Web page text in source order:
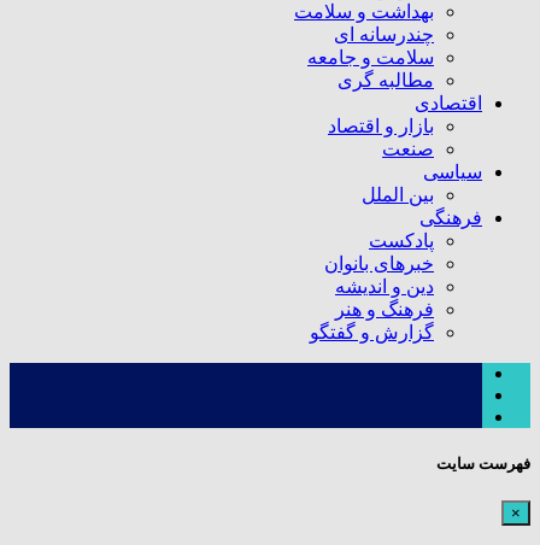
بهداشت و سلامت
چندرسانه ای
سلامت و جامعه
مطالبه گری
اقتصادی
بازار و اقتصاد
صنعت
سیاسی
بین الملل
فرهنگی
پادکست
خبرهای بانوان
دین و اندیشه
فرهنگ و هنر
گزارش و گفتگو
فهرست سایت
×